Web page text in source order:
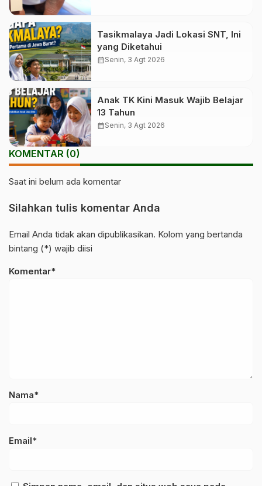
Tasikmalaya Jadi Lokasi SNT, Ini
yang Diketahui
calendar_monthSenin, 3 Agt 2026
Anak TK Kini Masuk Wajib Belajar
13 Tahun
calendar_monthSenin, 3 Agt 2026
KOMENTAR (0)
Saat ini belum ada komentar
Silahkan tulis komentar Anda
Email Anda tidak akan dipublikasikan. Kolom yang bertanda
bintang (*) wajib diisi
Komentar*
Nama*
Email*